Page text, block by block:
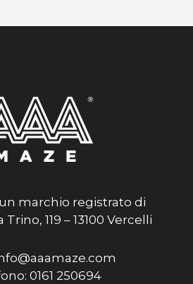
marchio registrato di
Trino, 119 – 13100 Vercelli
0161 250694